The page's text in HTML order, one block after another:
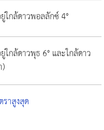
ใกล้ดาวพอลลักซ์ 4°
ใกล้ดาวพุธ 6° และใกล้ดาว
าสูงสุด